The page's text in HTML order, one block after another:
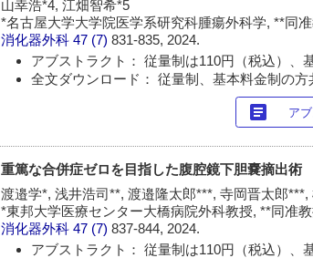
山幸浩*4, 江畑智希*5
*名古屋大学大学院医学系研究科腫瘍外科学, **同
消化器外科 47 (7)831-835, 2024.
アブストラクト： 従量制は110円（税込）、
全文ダウンロード： 従量制、基本料金制の方
article ア
重篤な合併症ゼロを目指した腹腔鏡下胆嚢摘出術
渡邉学*, 浅井浩司**, 渡邉隆太郎***, 寺岡晋太郎***,
*東邦大学医療センター大橋病院外科教授, **同准
消化器外科 47 (7)837-844, 2024.
アブストラクト： 従量制は110円（税込）、